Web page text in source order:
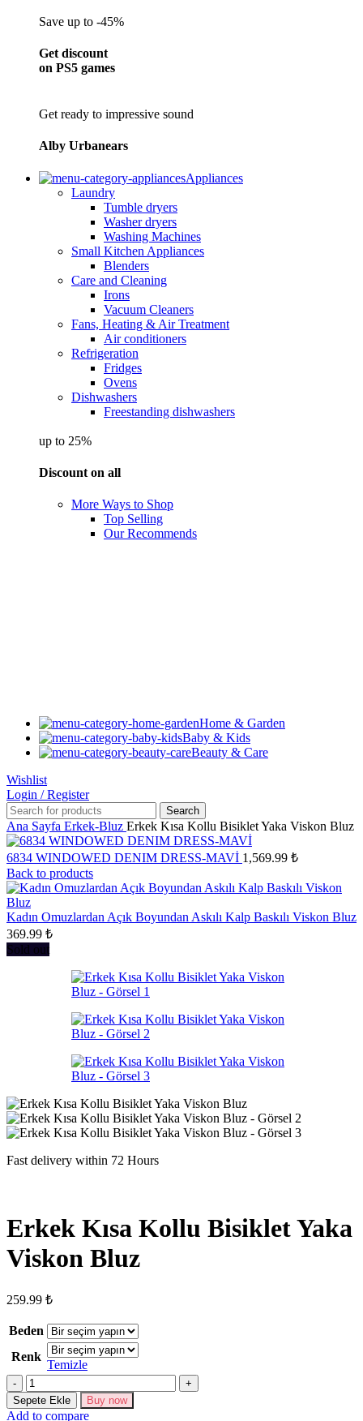
Save up to -45%
Get discount
on PS5 games
Get ready to impressive sound
Alby Urbanears
Appliances
Laundry
Tumble dryers
Washer dryers
Washing Machines
Small Kitchen Appliances
Blenders
Care and Cleaning
Irons
Vacuum Cleaners
Fans, Heating & Air Treatment
Air conditioners
Refrigeration
Fridges
Ovens
Dishwashers
Freestanding dishwashers
up to 25%
Discount on all
More Ways to Shop
Top Selling
Our Recommends
Home & Garden
Baby & Kids
Beauty & Care
Wishlist
Login / Register
Search
Ana Sayfa Erkek-Bluz Erkek Kısa Kollu Bisiklet Yaka Viskon Bluz
6834 WINDOWED DENIM DRESS-MAVİ 1,569.99 ₺
Back to products
Kadın Omuzlardan Açık Boyundan Askılı Kalp Baskılı Viskon Bluz
369.99 ₺
Sold out
Fast delivery within 72 Hours
Erkek Kısa Kollu Bisiklet Yaka
Viskon Bluz
259.99 ₺
Beden
Renk
Temizle
Erkek
Kısa
Kollu
Sepete Ekle Buy now
Add to compare